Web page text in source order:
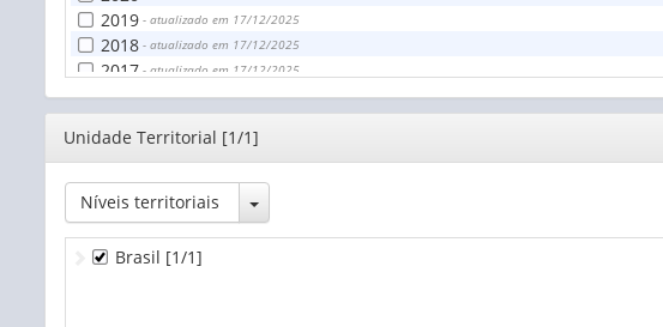
2019 - atualizado em 17/12/2025
2018 - atualizado em 17/12/2025
2017 - atualizado em 17/12/2025
2016- atualizado em 17/12/2025
2015
2014 - atualizado em 17/12/2025
2013
2012- atualizado em 17/12/2025
Editor
Unidade Territorial [1/1]
Níveis territoriais Toggle Dropdown
Brasil [1/1]